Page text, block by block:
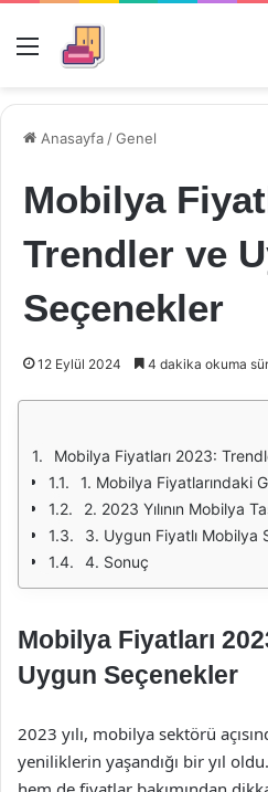
Menü
Anasayfa /Genel
Mobilya
Trendler ve
Seçenekler
12 Eylül 2024 4 dakika okuma
Mobilya Fiyatları 2023:
1. Mobilya Fiyatlarındaki
2. 2023 Yılının Mobilya
3. Uygun Fiyatlı Mobilya
4. Sonuç
Mobilya Fiyatları
Uygun Seçenekler
2023 yılı, mobilya sektörü
yeniliklerin yaşandığı bir yıl